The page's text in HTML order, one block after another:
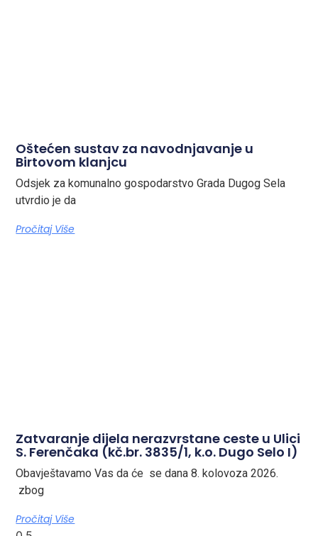
Oštećen sustav za navodnjavanje u
Birtovom klanjcu
Odsjek za komunalno gospodarstvo Grada Dugog Sela
utvrdio je da
Pročitaj Više
Zatvaranje dijela nerazvrstane ceste u Ulici
S. Ferenčaka (kč.br. 3835/1, k.o. Dugo Selo I)
Obavještavamo Vas da će se dana 8. kolovoza 2026.
zbog
Pročitaj Više